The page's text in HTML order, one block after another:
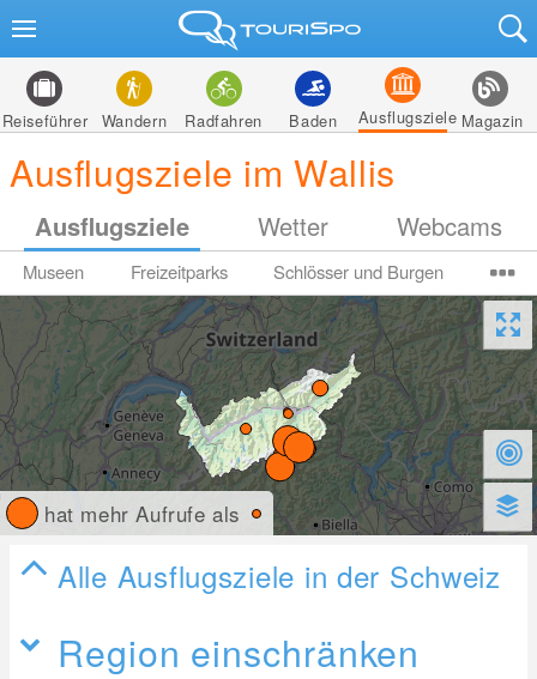
Reiseführer Wandern Radfahren Baden Ausflugsziele Magazin
Ausflugsziele im Wallis
Ausflugsziele Wetter Webcams
Museen Freizeitparks Schlösser und Burgen
hat mehr Aufrufe als
Alle Ausflugsziele in der Schweiz
Region einschränken